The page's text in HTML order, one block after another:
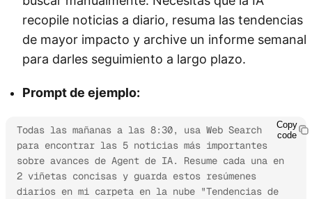
recopile noticias a diario, resuma las tendencias
de mayor impacto y archive un informe semanal
para darles seguimiento a largo plazo.
Prompt de ejemplo:
Todas las mañanas a las 8:30, usa Web Search
para encontrar las 5 noticias más importantes
sobre avances de Agent de IA. Resume cada una en
2 viñetas concisas y guarda estos resúmenes
diarios en mi carpeta en la nube "Tendencias de
Copy
code